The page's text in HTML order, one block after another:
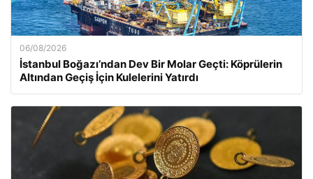
06/08/2026
İstanbul Boğazı’ndan Dev Bir Molar Geçti: Köprülerin
Altından Geçiş İçin Kulelerini Yatırdı